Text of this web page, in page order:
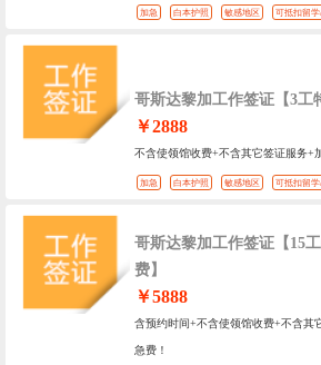
加急 白本护照 敏感地区 可抵扣留学
哥斯达黎加工作签证【3工
￥2888
不含使领馆收费+不含其它签证服务+
加急 白本护照 敏感地区 可抵扣留学
哥斯达黎加工作签证【15
费】
￥5888
含预约时间+不含使领馆收费+不含其
急费！